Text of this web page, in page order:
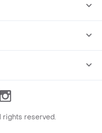
Instagram
rights reserved.